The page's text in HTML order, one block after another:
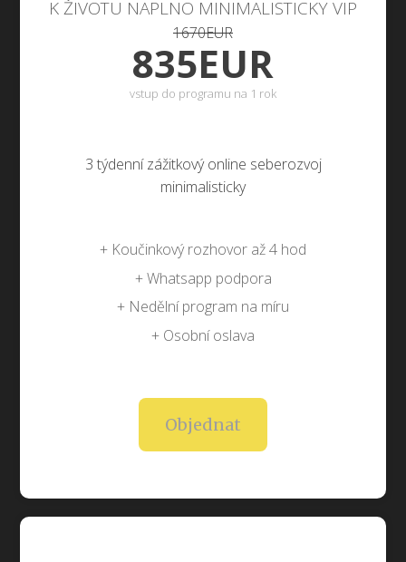
K ŽIVOTU NAPLNO MINIMALISTICKY VIP
1670EUR
835EUR
vstup do programu na 1 rok
3 týdenní zážitkový online seberozvoj
minimalisticky
+ Koučinkový rozhovor až 4 hod
+ Whatsapp podpora
+ Nedělní program na míru
+ Osobní oslava
Objednat